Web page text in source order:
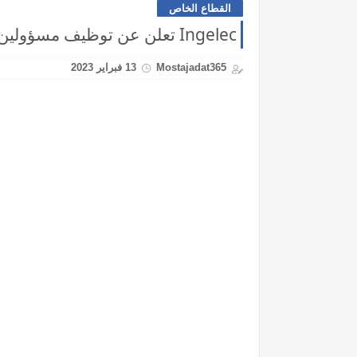
القطاع الخاص
Ingelec تعلن عن توظيف مسؤولين تجاريين بعدة مدن
Mostajadat365 13 فبراير 2023